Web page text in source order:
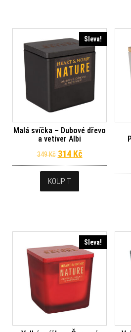
Sleva!
Malá svíčka – Dubové dřevo
a vetiver Albi
349Kč Původní cena byla:
314 KčAktuální
KOUPIT
Sleva!